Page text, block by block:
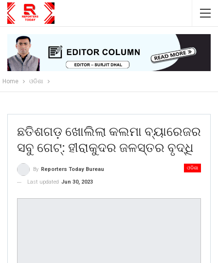
Home ଓଡିଶା
ଛତିଶଗଡ଼ ଖୋଲିଲା କଲମା ବ୍ୟାରେଜର
ସବୁ ଗେଟ୍: ହୀରାକୁଦର ଜଳସ୍ତର ବୃଦ୍ଧି
ଓଡିଶା
By Reporters Today Bureau
Last updated Jun 30, 2023